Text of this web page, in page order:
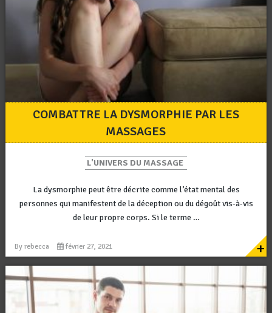
COMBATTRE LA DYSMORPHIE PAR LES
MASSAGES
L'UNIVERS DU MASSAGE
La dysmorphie peut être décrite comme l’état mental des
personnes qui manifestent de la déception ou du dégoût vis-à-vis
de leur propre corps. Si le terme …
By rebecca février 27, 2021 +